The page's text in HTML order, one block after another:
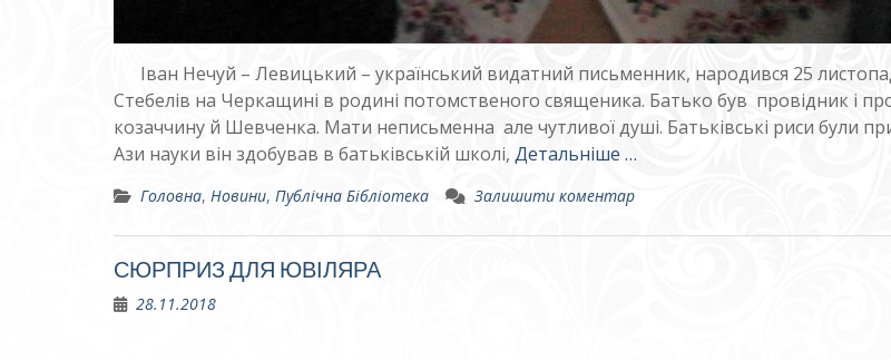
Іван Нечуй – Левицький – український видатний письменник, народився 25
Стебелів на Черкащині в родині потомственого священика. Батько був провідник і
козаччину й Шевченка. Мати неписьменна але чутливої душі. Батьківські риси були
Ази науки він здобував в батьківській школі, Детальніше …
Головна, Новини, Публічна Бібліотека Залишити коментар
СЮРПРИЗ ДЛЯ ЮВІЛЯРА
28.11.2018